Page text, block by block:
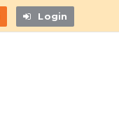
Login